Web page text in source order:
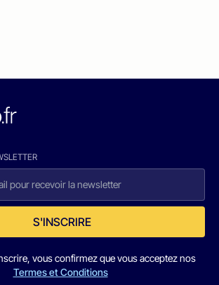
S'INSCRIRE
vous confirmez que vous acceptez nos
Termes et Conditions